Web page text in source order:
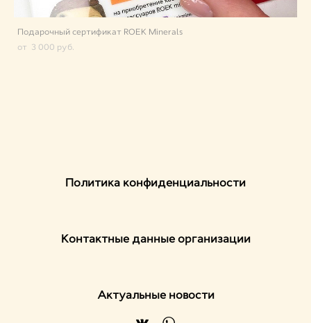
Подарочный сертификат ROEK Minerals
от 3 000 pуб.
Политика конфиденциальности
Контактные данные организации
Актуальные новости